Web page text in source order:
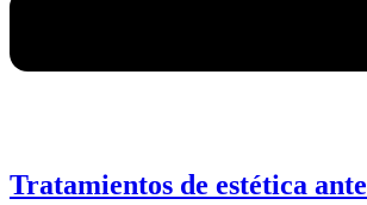
Tratamientos de estética